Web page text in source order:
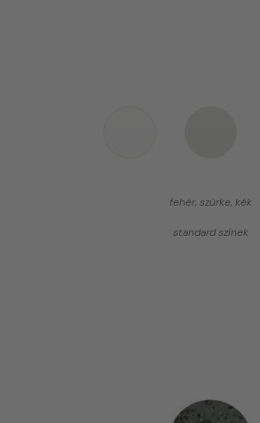
fehér, szürke, kék
standard színek